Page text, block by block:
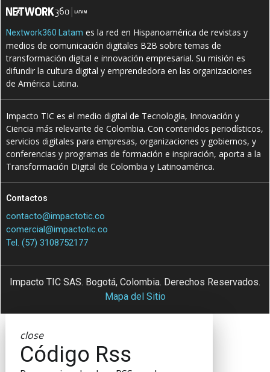
Nextwork360 Latam es la red en Hispanoamérica de revistas y
medios de comunicación digitales B2B sobre temas de
transformación digital e innovación empresarial. Su misión es
difundir la cultura digital y emprendedora en las organizaciones
de América Latina.
Impacto TIC es el medio digital de Tecnología, Innovación y
Ciencia más relevante de Colombia. Con contenidos periodísticos,
servicios digitales para empresas, organizaciones y gobiernos, y
conferencias y programas de formación e inspiración, aporta a la
Transformación Digital de Colombia y Latinoamérica.
Contactos
contacto@impactotic.co
comercial@impactotic.co
Tel. (57) 3108752177
Impacto TIC SAS. Bogotá, Colombia. Derechos Reservados.
Mapa del Sitio
close
Código Rss